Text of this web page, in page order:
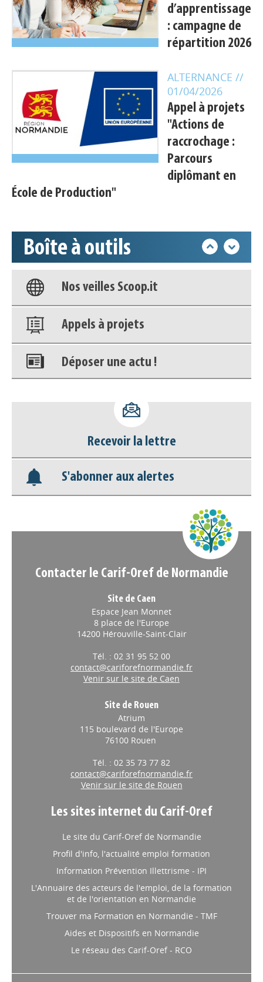
d’apprentissage
: campagne de
répartition 2026
ALTERNANCE //
01/04/2026
Appel à projets
"Actions de
raccrochage :
Parcours
diplômant en
École de Production"
Boîte à outils
Appels à projets
Base documentaire
Nos veilles Scoop.it
Appels à projets
Déposer une actu !
déconnecter)
Base documentaire
Nos veilles Scoop.it
Recevoir la lettre
S'abonner aux alertes
Contacter le Carif-Oref de Normandie
Site de Caen
Espace Jean Monnet
8 place de l'Europe
14200 Hérouville-Saint-Clair
Tél. : 02 31 95 52 00
contact@cariforefnormandie.fr
Venir sur le site de Caen
Site de Rouen
Atrium
115 boulevard de l'Europe
76100 Rouen
Tél. : 02 35 73 77 82
contact@cariforefnormandie.fr
Venir sur le site de Rouen
Les sites internet du Carif-Oref
Le site du Carif-Oref de Normandie
Profil d'info, l'actualité emploi formation
Information Prévention Illettrisme - IPI
L'Annuaire des acteurs de l'emploi, de la formation
et de l'orientation en Normandie
Trouver ma Formation en Normandie - TMF
Aides et Dispositifs en Normandie
Le réseau des Carif-Oref - RCO